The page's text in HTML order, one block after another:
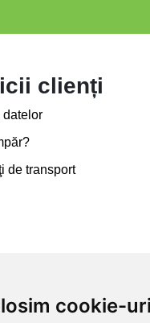
cookie-uri
clienți
datelor
de transport